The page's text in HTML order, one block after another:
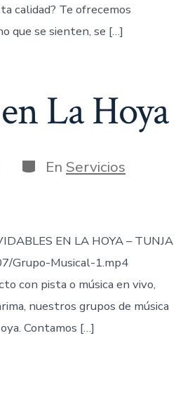
calidad? Te ofrecemos
que se sienten, se […]
La Hoya
Categorías
En Servicios
EN LA HOYA – TUNJA
Grupo-Musical-1.mp4
con pista o música en vivo,
nuestros grupos de música
Contamos […]